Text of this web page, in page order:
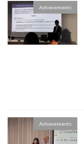
Achievements
Achievements